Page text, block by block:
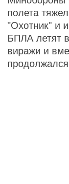
полета
"Охотник" и
БПЛА летят
виражи и